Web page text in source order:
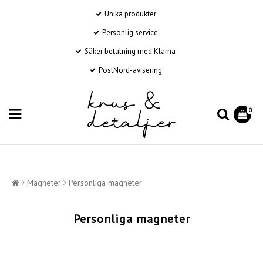
Unika produkter
Personlig service
Säker betalning med Klarna
PostNord-avisering
0
Magneter Personliga magneter
Personliga magneter